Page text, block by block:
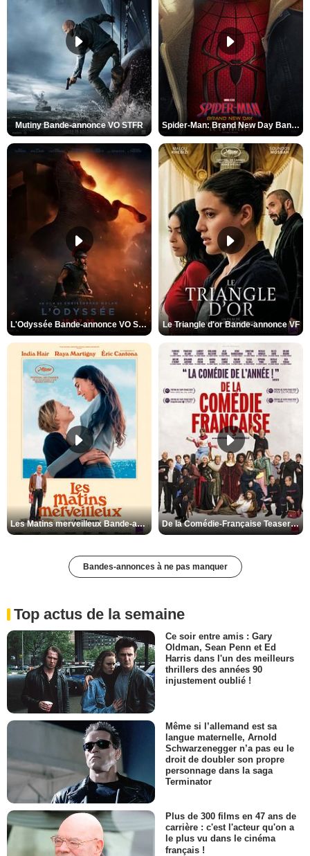
Mutiny Bande-annonce VO STFR Spider-Man: Brand New Day Bande-annonce VO STFR
L'Odyssée Bande-annonce VO STFR Le Triangle d'or Bande-annonce VF
Les Matins merveilleux Bande-annonce VF De la Comédie-Française Teaser VF
Bandes-annonces à ne pas manquer
Top actus de la semaine
Ce soir entre amis : Gary
Oldman, Sean Penn et Ed
Harris dans l'un des meilleurs
thrillers des années 90
injustement oublié !
Même si l’allemand est sa
langue maternelle, Arnold
Schwarzenegger n’a pas eu le
droit de doubler son propre
personnage dans la saga
Terminator
Plus de 300 films en 47 ans de
carrière : c'est l'acteur qu'on a
le plus vu dans le cinéma
français !